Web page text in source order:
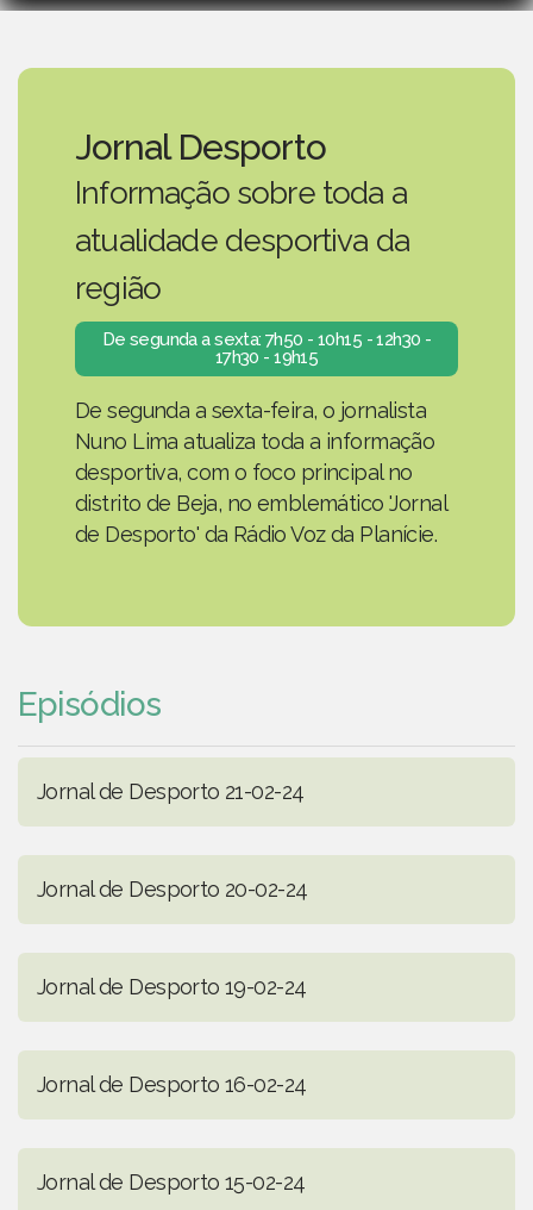
Jornal Desporto
Informação sobre toda a
atualidade desportiva da
região
De segunda a sexta: 7h50 - 10h15 - 12h30 -
17h30 - 19h15
De segunda a sexta-feira, o jornalista
Nuno Lima atualiza toda a informação
desportiva, com o foco principal no
distrito de Beja, no emblemático 'Jornal
de Desporto' da Rádio Voz da Planície.
Episódios
Jornal de Desporto 21-02-24
Jornal de Desporto 20-02-24
Jornal de Desporto 19-02-24
Jornal de Desporto 16-02-24
Jornal de Desporto 15-02-24